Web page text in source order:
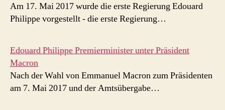
Am 17. Mai 2017 wurde die erste Regierung Edouard
Philippe vorgestellt - die erste Regierung…
Edouard Philippe Premierminister unter Präsident
Macron
Nach der Wahl von Emmanuel Macron zum Präsidenten
am 7. Mai 2017 und der Amtsübergabe…